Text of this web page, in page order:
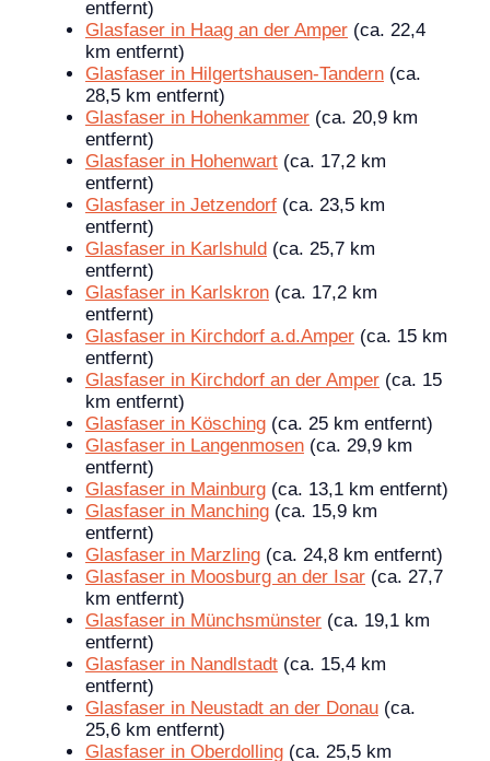
entfernt)
Glasfaser in Haag an der Amper (ca. 22,4
km entfernt)
Glasfaser in Hilgertshausen-Tandern (ca.
28,5 km entfernt)
Glasfaser in Hohenkammer (ca. 20,9 km
entfernt)
Glasfaser in Hohenwart (ca. 17,2 km
entfernt)
Glasfaser in Jetzendorf (ca. 23,5 km
entfernt)
Glasfaser in Karlshuld (ca. 25,7 km
entfernt)
Glasfaser in Karlskron (ca. 17,2 km
entfernt)
Glasfaser in Kirchdorf a.d.Amper (ca. 15 km
entfernt)
Glasfaser in Kirchdorf an der Amper (ca. 15
km entfernt)
Glasfaser in Kösching (ca. 25 km entfernt)
Glasfaser in Langenmosen (ca. 29,9 km
entfernt)
Glasfaser in Mainburg (ca. 13,1 km entfernt)
Glasfaser in Manching (ca. 15,9 km
entfernt)
Glasfaser in Marzling (ca. 24,8 km entfernt)
Glasfaser in Moosburg an der Isar (ca. 27,7
km entfernt)
Glasfaser in Münchsmünster (ca. 19,1 km
entfernt)
Glasfaser in Nandlstadt (ca. 15,4 km
entfernt)
Glasfaser in Neustadt an der Donau (ca.
25,6 km entfernt)
Glasfaser in Oberdolling (ca. 25,5 km